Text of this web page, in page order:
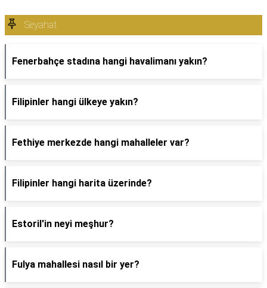
Seyahat
Fenerbahçe stadına hangi havalimanı yakın?
Filipinler hangi ülkeye yakın?
Fethiye merkezde hangi mahalleler var?
Filipinler hangi harita üzerinde?
Estoril'in neyi meşhur?
Fulya mahallesi nasıl bir yer?